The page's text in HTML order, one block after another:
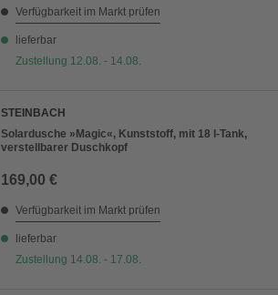
Verfügbarkeit im Markt prüfen
lieferbar
Zustellung 12.08. - 14.08.
STEINBACH
Solardusche »Magic«, Kunststoff, mit 18 l-Tank,
verstellbarer Duschkopf
169,00 €
Verfügbarkeit im Markt prüfen
lieferbar
Zustellung 14.08. - 17.08.